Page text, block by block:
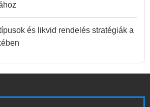
és likvid rendelés stratégiák a